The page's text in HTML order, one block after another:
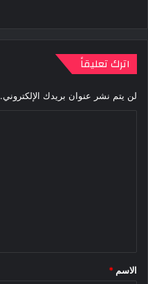
اترك تعليقاً
لن يتم نشر عنوان بريدك الإلكتروني.
*
الاسم *